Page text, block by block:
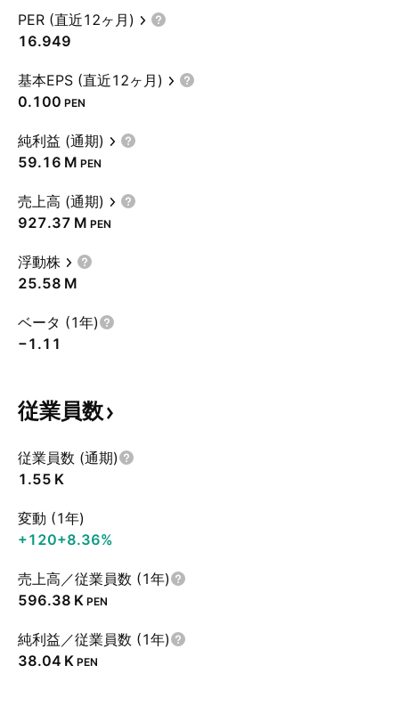
PER (直近12ヶ月)
16.949
基本EPS (直近12ヶ月)
0.100 PEN
純利益 (通期)
‪59.16 M‬ PEN
売上高 (通期)
‪927.37 M‬ PEN
浮動株
‪25.58 M‬
ベータ (1年)
−1.11
従業員数
従業員数 (通期)
‪1.55 K‬
変動 (1年)
+120+8.36%
売上高／従業員数 (1年)
‪596.38 K‬ PEN
純利益／従業員数 (1年)
‪38.04 K‬ PEN